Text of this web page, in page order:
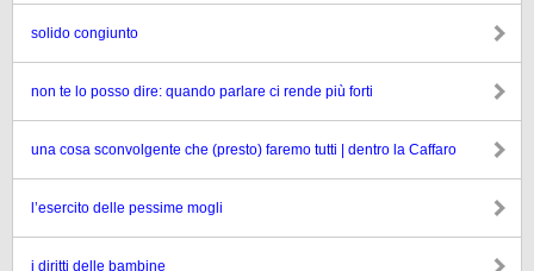
solido congiunto
non te lo posso dire: quando parlare ci rende più forti
una cosa sconvolgente che (presto) faremo tutti | dentro la Caffaro
l’esercito delle pessime mogli
i diritti delle bambine